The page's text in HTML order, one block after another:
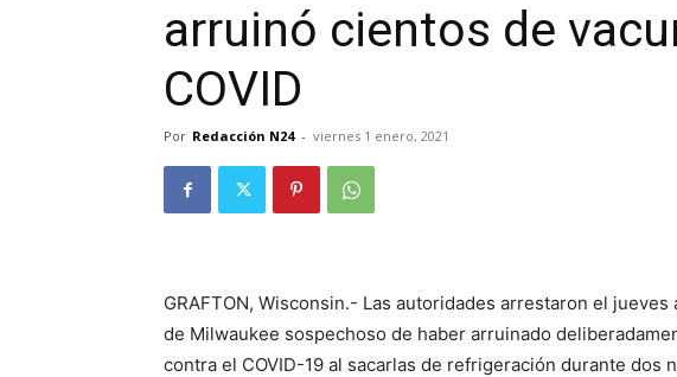
arruinó cientos de
COVID
Por Redacción N24 - viernes 1 enero, 2021
GRAFTON, Wisconsin.- Las autoridades arrestaron el
de Milwaukee sospechoso de haber arruinado
contra el COVID-19 al sacarlas de refrigeración durante dos